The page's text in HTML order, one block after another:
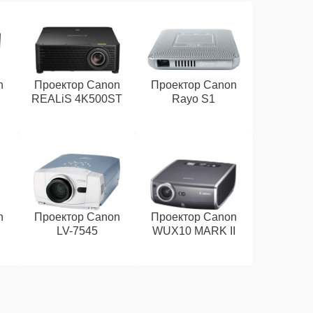
Проектор Canon
REALiS 4K500ST
Проектор Canon
Rayo S1
Проектор Canon
LV-7545
Проектор Canon
WUX10 MARK II